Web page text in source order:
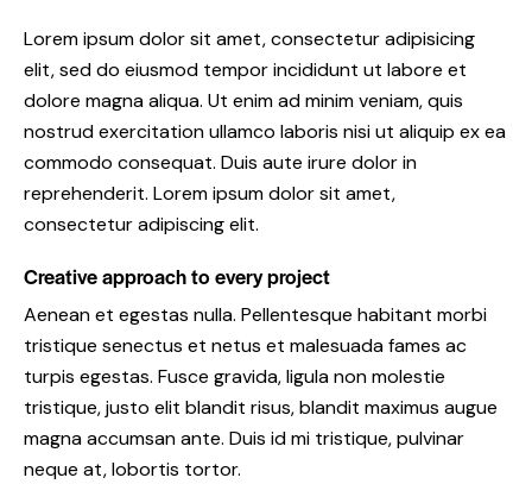
Lorem ipsum dolor sit amet, consectetur adipisicing
elit, sed do eiusmod tempor incididunt ut labore et
dolore magna aliqua. Ut enim ad minim veniam, quis
nostrud exercitation ullamco laboris nisi ut aliquip ex ea
commodo consequat. Duis aute irure dolor in
reprehenderit. Lorem ipsum dolor sit amet,
consectetur adipiscing elit.
Creative approach to every project
Aenean et egestas nulla. Pellentesque habitant morbi
tristique senectus et netus et malesuada fames ac
turpis egestas. Fusce gravida, ligula non molestie
tristique, justo elit blandit risus, blandit maximus augue
magna accumsan ante. Duis id mi tristique, pulvinar
neque at, lobortis tortor.